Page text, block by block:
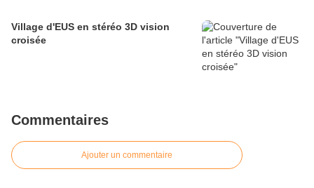
Village d'EUS en stéréo 3D vision
croisée
Commentaires
Ajouter un commentaire